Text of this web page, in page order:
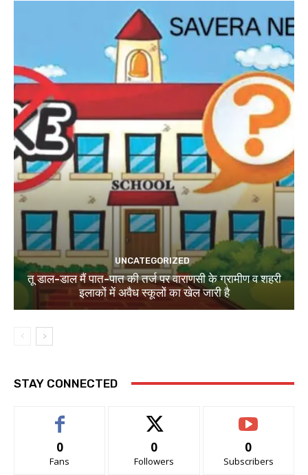
UNCATEGORIZED
तू डाल-डाल मैं पात-पात की तर्ज पर वाराणसी के ग्रामीण व शहरी
इलाकों में अवैध स्कूलों का खेल जारी है
STAY CONNECTED
0
Fans
0
Followers
0
Subscribers